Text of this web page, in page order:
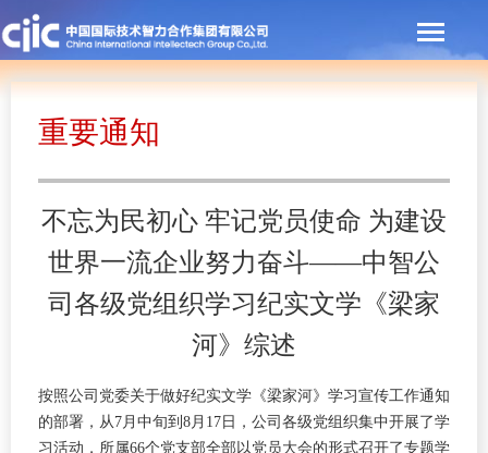
重要通知
不忘为民初心 牢记党员使命 为建设
世界一流企业努力奋斗——中智公
司各级党组织学习纪实文学《梁家
河》综述
按照公司党委关于做好纪实文学《梁家河》学习宣传工作通知
的部署，从7月中旬到8月17日，公司各级党组织集中开展了学
习活动，所属66个党支部全部以党员大会的形式召开了专题学